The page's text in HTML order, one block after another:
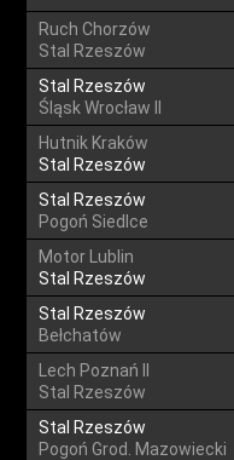
Ruch Chorzów
Stal Rzeszów
Stal Rzeszów
Śląsk Wrocław II
Hutnik Kraków
Stal Rzeszów
Stal Rzeszów
Pogoń Siedlce
Motor Lublin
Stal Rzeszów
Stal Rzeszów
Bełchatów
Lech Poznań II
Stal Rzeszów
Stal Rzeszów
Pogoń Grod. Mazowiecki